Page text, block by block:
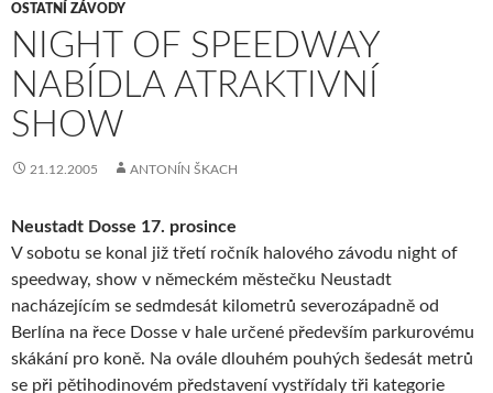
OSTATNÍ ZÁVODY
NIGHT OF SPEEDWAY
NABÍDLA ATRAKTIVNÍ
SHOW
21.12.2005 ANTONÍN ŠKACH
Neustadt Dosse 17. prosince
V sobotu se konal již třetí ročník halového závodu night of
speedway, show v německém městečku Neustadt
nacházejícím se sedmdesát kilometrů severozápadně od
Berlína na řece Dosse v hale určené především parkurovému
skákání pro koně. Na ovále dlouhém pouhých šedesát metrů
se při pětihodinovém představení vystřídaly tři kategorie